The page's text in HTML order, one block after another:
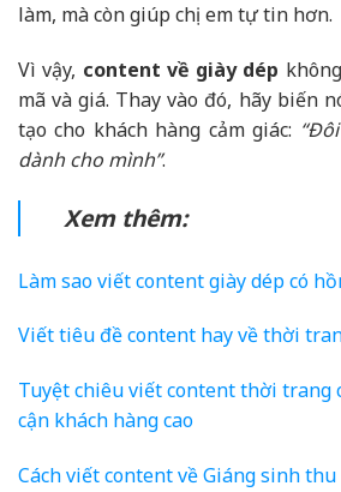
làm, mà còn giúp chị em tự tin hơn.
Vì vậy, content về giày dép
mã và giá. Thay vào đó, hãy biến
tạo cho khách hàng cảm giác:
dành cho mình”.
Xem thêm:
Làm sao viết content giày dép có
Viết tiêu đề content hay về thời
Tuyệt chiêu viết content thời trang
cận khách hàng cao
Cách viết content về Giáng sinh